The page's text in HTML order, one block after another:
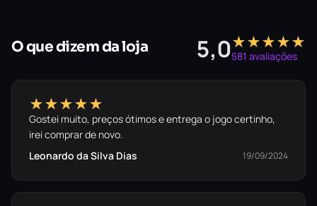
Novos conjuntos de jogadas inspirados nos playbooks
Estratégia elevada – Adapte-se a cada partida e
domine o campo com táticas inovadoras.
Sinta o impacto do futebol americano como nunca antes
e lidere seu time rumo à glória! 🏈🔥
O que dizem da loja 5,0★★★★★
581 avaliações
★★★★★
Gostei muito, preços ótimos e entrega o jogo certinho,
irei comprar de novo.
Leonardo da Silva Dias
19/09/2024